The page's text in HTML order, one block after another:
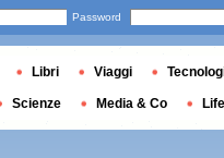
Password
Libri Viaggi
Scienze Media & Co